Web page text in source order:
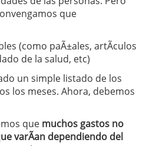
que
(como paÃ±ales, artÃ­culos
de la salud, etc)
un simple listado de los
los meses. Ahora, debemos
que muchos gastos no
varÃ­an dependiendo del